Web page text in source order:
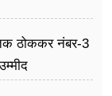
ठोककर नंबर-3